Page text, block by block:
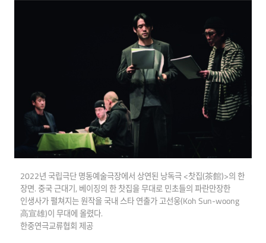
2022년 국립극단 명동예술극장에서 상연된 낭독극 <찻집(茶館)>의 한
장면. 중국 근대기, 베이징의 한 찻집을 무대로 민초들의 파란만장한
인생사가 펼쳐지는 원작을 국내 스타 연출가 고선웅(Koh Sun-woong
高宣雄)이 무대에 올렸다.
한중연극교류협회 제공